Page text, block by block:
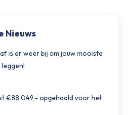
Nieuws
is er weer bij om jouw mooiste
€88.049,- opgehaald voor het